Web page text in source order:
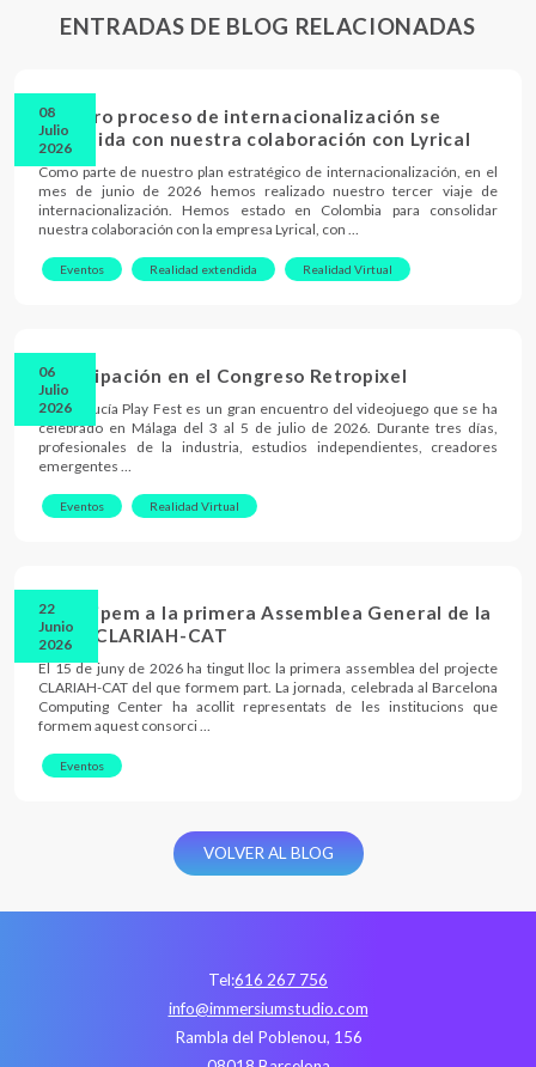
ENTRADAS DE BLOG RELACIONADAS
08
Julio
2026
Nuestro proceso de internacionalización se
consolida con nuestra colaboración con Lyrical
Como parte de nuestro plan estratégico de internacionalización, en el
mes de junio de 2026 hemos realizado nuestro tercer viaje de
internacionalización. Hemos estado en Colombia para consolidar
nuestra colaboración con la empresa Lyrical, con …
Eventos Realidad extendida Realidad Virtual
06
Julio
2026
Participación en el Congreso Retropixel
El Andalucía Play Fest es un gran encuentro del videojuego que se ha
celebrado en Málaga del 3 al 5 de julio de 2026. Durante tres días,
profesionales de la industria, estudios independientes, creadores
emergentes …
Eventos Realidad Virtual
22
Junio
2026
Participem a la primera Assemblea General de la
xarxa CLARIAH-CAT
El 15 de juny de 2026 ha tingut lloc la primera assemblea del projecte
CLARIAH-CAT del que formem part. La jornada, celebrada al Barcelona
Computing Center ha acollit representats de les institucions que
formem aquest consorci …
Eventos
VOLVER AL BLOG
Tel:616 267 756
info@immersiumstudio.com
Rambla del Poblenou, 156